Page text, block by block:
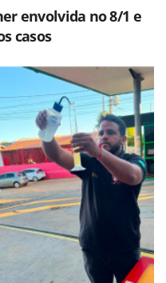
envolvida no 8/1 e
casos